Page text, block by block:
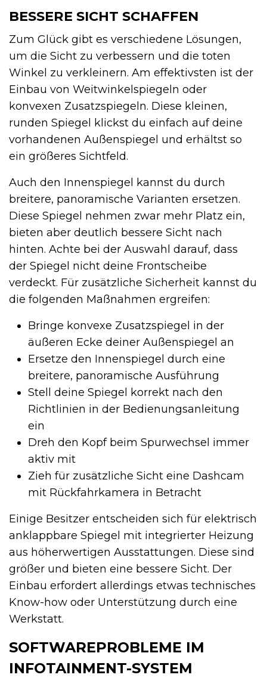
BESSERE SICHT SCHAFFEN
Zum Glück gibt es verschiedene Lösungen,
um die Sicht zu verbessern und die toten
Winkel zu verkleinern. Am effektivsten ist der
Einbau von Weitwinkelspiegeln oder
konvexen Zusatzspiegeln. Diese kleinen,
runden Spiegel klickst du einfach auf deine
vorhandenen Außenspiegel und erhältst so
ein größeres Sichtfeld.
Auch den Innenspiegel kannst du durch
breitere, panoramische Varianten ersetzen.
Diese Spiegel nehmen zwar mehr Platz ein,
bieten aber deutlich bessere Sicht nach
hinten. Achte bei der Auswahl darauf, dass
der Spiegel nicht deine Frontscheibe
verdeckt. Für zusätzliche Sicherheit kannst du
die folgenden Maßnahmen ergreifen:
Bringe konvexe Zusatzspiegel in der
äußeren Ecke deiner Außenspiegel an
Ersetze den Innenspiegel durch eine
breitere, panoramische Ausführung
Stell deine Spiegel korrekt nach den
Richtlinien in der Bedienungsanleitung
ein
Dreh den Kopf beim Spurwechsel immer
aktiv mit
Zieh für zusätzliche Sicht eine Dashcam
mit Rückfahrkamera in Betracht
Einige Besitzer entscheiden sich für elektrisch
anklappbare Spiegel mit integrierter Heizung
aus höherwertigen Ausstattungen. Diese sind
größer und bieten eine bessere Sicht. Der
Einbau erfordert allerdings etwas technisches
Know-how oder Unterstützung durch eine
Werkstatt.
SOFTWAREPROBLEME IM
INFOTAINMENT-SYSTEM